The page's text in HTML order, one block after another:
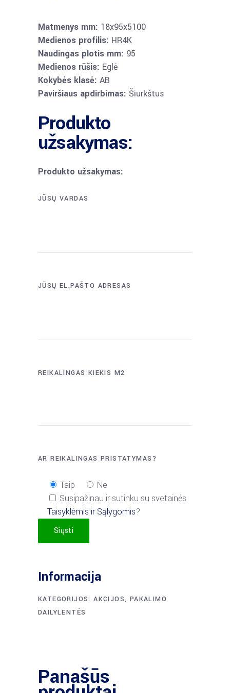
Matmenys mm: 18x95x5100
Medienos profilis: HR4K
Naudingas plotis mm: 95
Medienos rūšis: Eglė
Kokybės klasė: AB
Paviršiaus apdirbimas: Šiurkštus
Produkto
užsakymas:
Produkto užsakymas:
JŪSŲ VARDAS
JŪSŲ EL.PAŠTO ADRESAS
REIKALINGAS KIEKIS M2
AR REIKALINGAS PRISTATYMAS?
Taip
Ne
Susipažinau ir sutinku su svetainės
Taisyklėmis ir Sąlygomis?
Siųsti
Informacija
KATEGORIJOS:AKCIJOS, PAKALIMO
DAILYLENTĖS
Panašūs